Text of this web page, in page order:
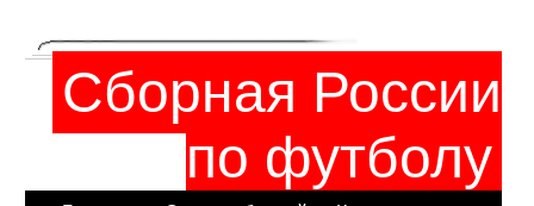
Сборная России
по футболу